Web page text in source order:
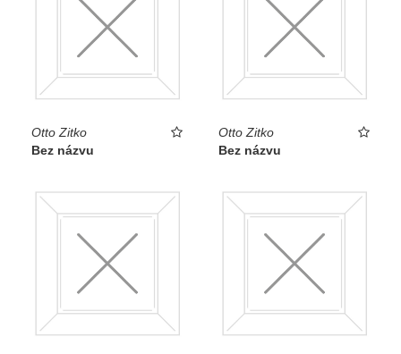
Otto Zitko
Bez názvu
Otto Zitko
Bez názvu